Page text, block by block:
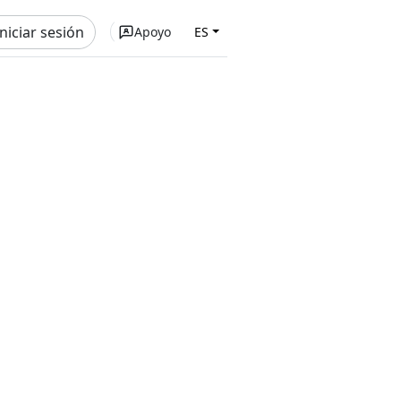
sesión Apoyo ES